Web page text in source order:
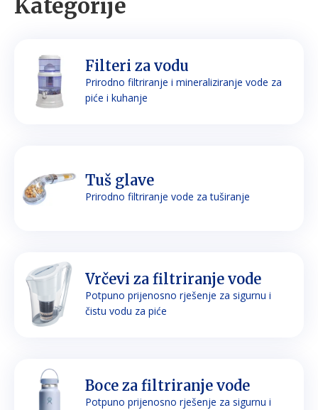
Kategorije
Filteri za vodu
Prirodno filtriranje i mineraliziranje vode za
piće i kuhanje
Tuš glave
Prirodno filtriranje vode za tuširanje
Vrčevi za filtriranje vode
Potpuno prijenosno rješenje za sigurnu i
čistu vodu za piće
Boce za filtriranje vode
Potpuno prijenosno rješenje za sigurnu i